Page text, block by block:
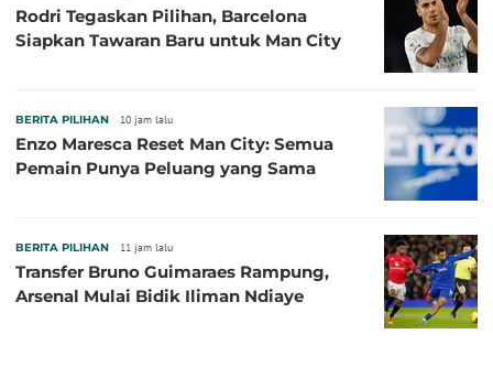
Rodri Tegaskan Pilihan, Barcelona
Siapkan Tawaran Baru untuk Man City
BERITA PILIHAN 10 jam lalu
Enzo Maresca Reset Man City: Semua
Pemain Punya Peluang yang Sama
BERITA PILIHAN 11 jam lalu
Transfer Bruno Guimaraes Rampung,
Arsenal Mulai Bidik Iliman Ndiaye